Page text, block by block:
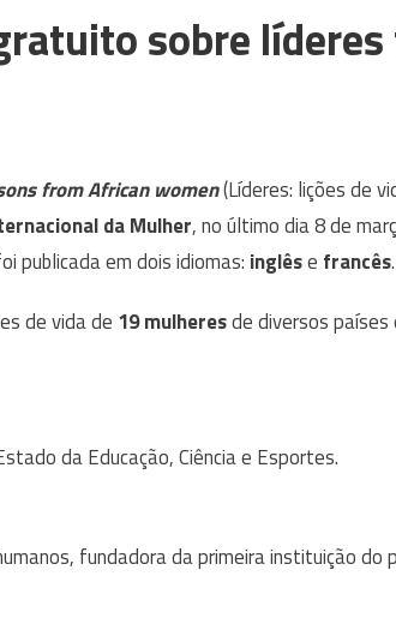
sobre
from African women(Líderes: lições de
da Mulher, no último dia 8 de
publicada em dois idiomas: inglêse francês.
de vida de 19 mulheresde diversos
da Educação, Ciência e Esportes.
fundadora da primeira instituição do